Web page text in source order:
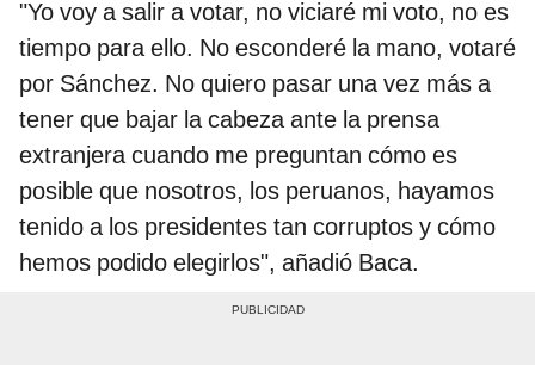
"Yo voy a salir a votar, no viciaré mi voto, no es
tiempo para ello. No esconderé la mano, votaré
por Sánchez. No quiero pasar una vez más a
tener que bajar la cabeza ante la prensa
extranjera cuando me preguntan cómo es
posible que nosotros, los peruanos, hayamos
tenido a los presidentes tan corruptos y cómo
hemos podido elegirlos", añadió Baca.